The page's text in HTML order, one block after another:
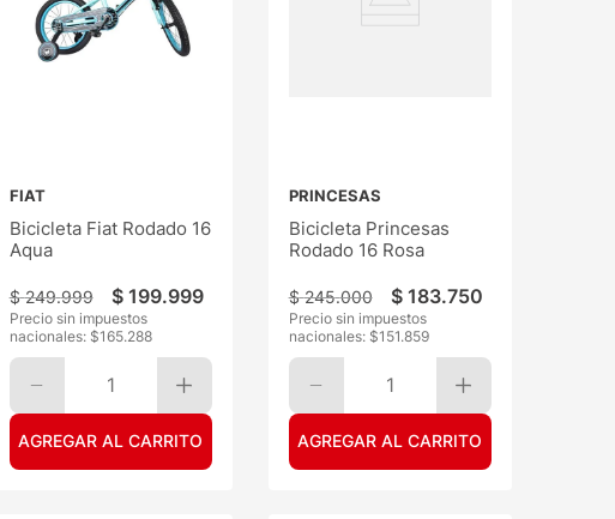
FIAT
Bicicleta Fiat Rodado 16
Aqua
$ 249.999 $ 199.999
Precio sin impuestos
nacionales: $165.288
1
AGREGAR AL CARRITO
PRINCESAS
Bicicleta Princesas
Rodado 16 Rosa
$ 245.000 $ 183.750
Precio sin impuestos
nacionales: $151.859
1
AGREGAR AL CARRITO